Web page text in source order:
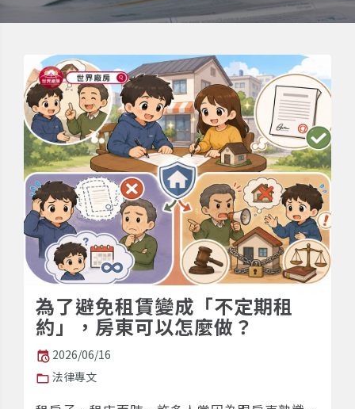
為了避免租賃變成「不定期租
約」，房東可以怎麼做？
2026/06/16
法律專文